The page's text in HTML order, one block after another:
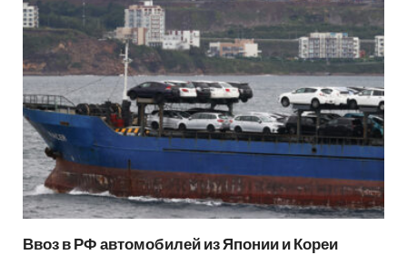
Ввоз в РФ автомобилей из Японии и Кореи